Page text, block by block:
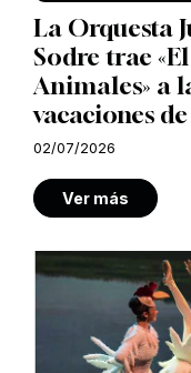
La Orquesta
Sodre trae
Animales» a
vacaciones
02/07/2026
Ver más